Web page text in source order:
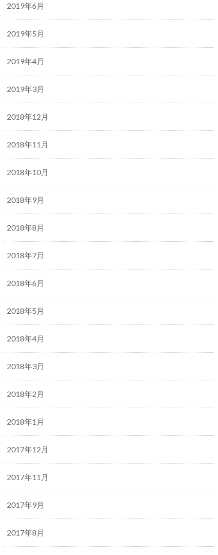
2019年6月
2019年5月
2019年4月
2019年3月
2018年12月
2018年11月
2018年10月
2018年9月
2018年8月
2018年7月
2018年6月
2018年5月
2018年4月
2018年3月
2018年2月
2018年1月
2017年12月
2017年11月
2017年9月
2017年8月